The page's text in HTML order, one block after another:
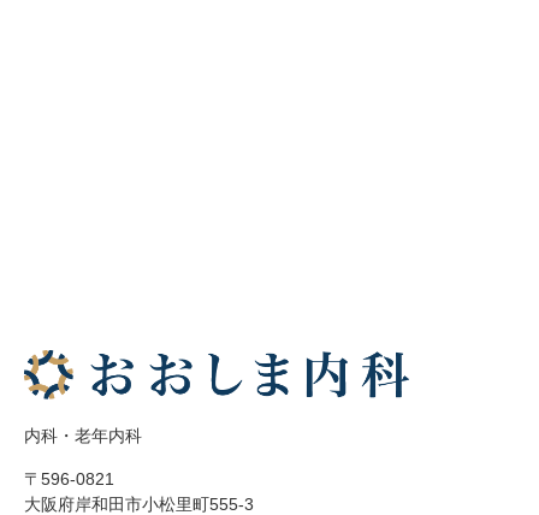
内科・老年内科
〒596-0821
大阪府岸和田市小松里町555-3